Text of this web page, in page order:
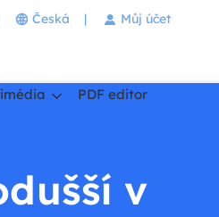
Česká | Můj účet
PDF editor
v